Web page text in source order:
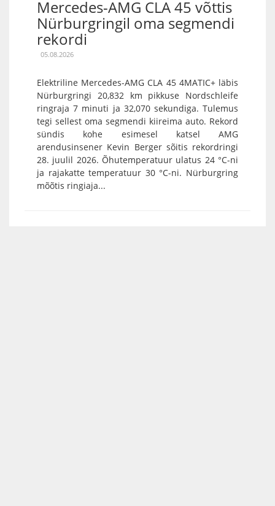
Mercedes-AMG CLA 45 võttis
Nürburgringil oma segmendi
rekordi
05.08.2026
Elektriline Mercedes-AMG CLA 45 4MATIC+ läbis
Nürburgringi 20,832 km pikkuse Nordschleife
ringraja 7 minuti ja 32,070 sekundiga. Tulemus
tegi sellest oma segmendi kiireima auto. Rekord
sündis kohe esimesel katsel AMG
arendusinsener Kevin Berger sõitis rekordringi
28. juulil 2026. Õhutemperatuur ulatus 24 °C-ni
ja rajakatte temperatuur 30 °C-ni. Nürburgring
mõõtis ringiaja...